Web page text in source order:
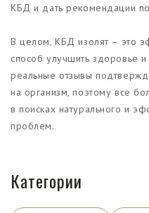
КБД и дать рекомендации
В целом, КБД изолят – это
способ улучшить здоровье
реальные отзывы
на организм, поэтому все
в поисках натурального и
проблем.
Категории